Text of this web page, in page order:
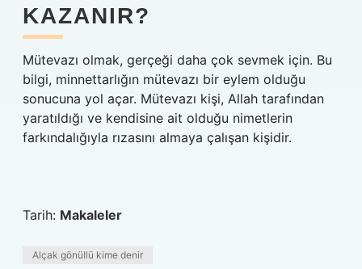
KAZANIR?
Mütevazı olmak, gerçeği daha çok sevmek için. Bu
bilgi, minnettarlığın mütevazı bir eylem olduğu
sonucuna yol açar. Mütevazı kişi, Allah tarafından
yaratıldığı ve kendisine ait olduğu nimetlerin
farkındalığıyla rızasını almaya çalışan kişidir.
Tarih: Makaleler
Alçak gönüllü kime denir